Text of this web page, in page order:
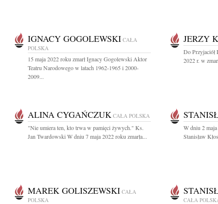
IGNACY GOGOLEWSKI CAŁA
POLSKA
15 maja 2022 roku zmarł Ignacy Gogolewski Aktor
Teatru Narodowego w latach 1962-1965 i 2000-
2009...
JERZY
Do Przyjaciół
2022 r. w
ALINA CYGAŃCZUK CAŁA POLSKA
"Nie umiera ten, kto trwa w pamięci żywych." Ks.
Jan Twardowski W dniu 7 maja 2022 roku zmarła...
W dniu 2
Stanisław
MAREK GOLISZEWSKI CAŁA
POLSKA
CAŁA